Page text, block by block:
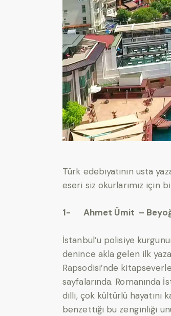
Türk edebiyatının usta
eseri siz okurlarımız için
1- Ahmet Ümit –
İstanbul’u polisiye
denince akla gelen ilk
Rapsodisi’nde
sayfalarında. Romanında
dilli, çok kültürlü
benzettiği bu zenginliği